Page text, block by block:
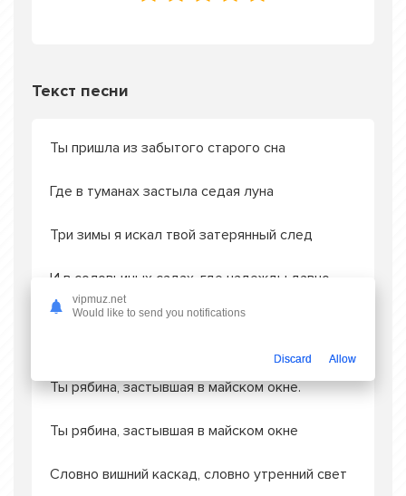
Текст песни
Ты пришла из забытого старого сна
Где в туманах застыла седая луна
Три зимы я искал твой затерянный след
И в соловьиных садах, где надежды давно
нет.
Ты рябина, застывшая в майском окне.
Ты рябина, застывшая в майском окне
Словно вишний каскад, словно утренний свет
vipmuz.net
Would like to send you notifications
Discard Allow